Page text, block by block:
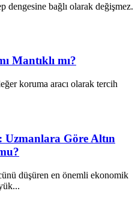
dengesine bağlı olarak değişmez.
Mantıklı mı?
koruma aracı olarak tercih
Uzmanlara Göre Altın
düşüren en önemli ekonomik